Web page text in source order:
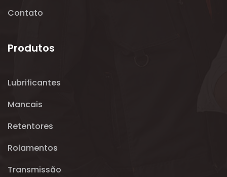
Contato
Produtos
Lubrificantes
Mancais
Retentores
Rolamentos
Transmissão